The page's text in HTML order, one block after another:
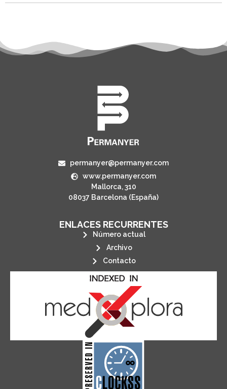
permanyer@permanyer.com
www.permanyer.com
Mallorca, 310
08037 Barcelona (España)
ENLACES RECURRENTES
Número actual
Archivo
Contacto
CLOCKSS is a dak archive that
ensures the long-term survival
of web-based scholary
publications, governed by and for
its stakeholders.